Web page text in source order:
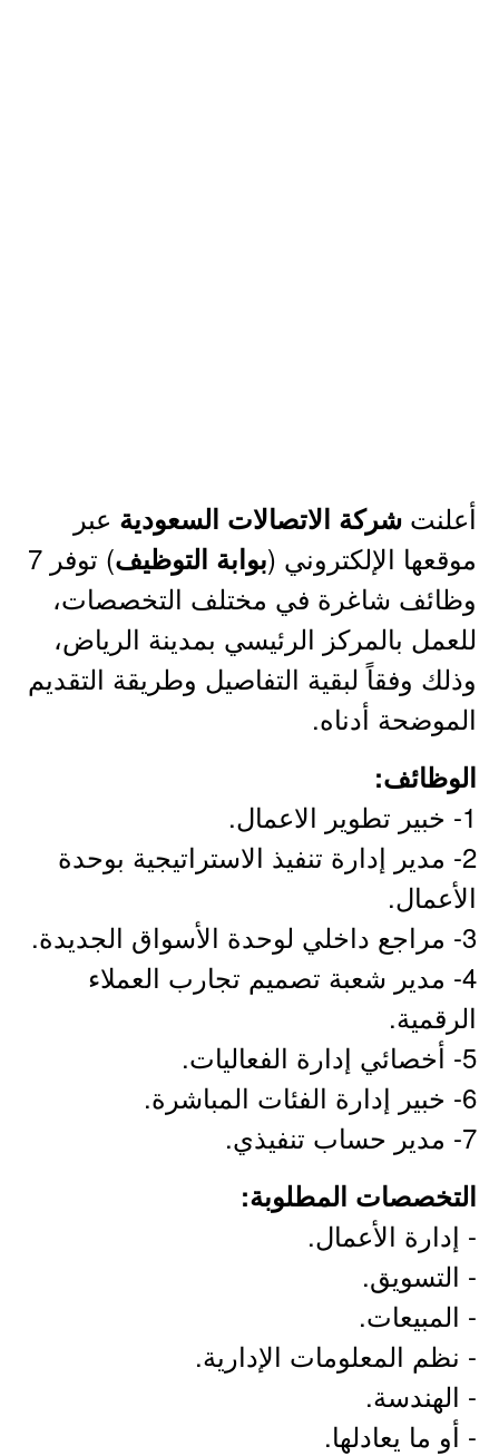
أعلنت شركة الاتصالات السعودية عبر
موقعها الإلكتروني (بوابة التوظيف
) توفر 7
وظائف شاغرة في مختلف التخصصات،
للعمل بالمركز الرئيسي بمدينة الرياض،
وذلك وفقاً لبقية التفاصيل وطريقة التقديم
الموضحة أدناه.
الوظائف:
1- خبير تطوير الاعمال.
2- مدير إدارة تنفيذ الاستراتيجية بوحدة
الأعمال.
3- مراجع داخلي لوحدة الأسواق الجديدة.
4- مدير شعبة تصميم تجارب العملاء
الرقمية.
5- أخصائي إدارة الفعاليات.
6- خبير إدارة الفئات المباشرة.
7- مدير حساب تنفيذي.
التخصصات المطلوبة:
- إدارة الأعمال.
- التسويق.
- المبيعات.
- نظم المعلومات الإدارية.
- الهندسة.
- أو ما يعادلها.